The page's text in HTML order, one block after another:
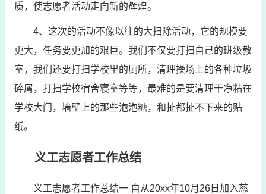
质，使志愿者活动走向新的辉煌。
4、这次的活动不像以往的大扫除活动，它的规模要
更大，任务要更加的艰巨。我们不仅要打扫自己的班级教
室，我们还要打扫学校里的厕所，清理操场上的各种垃圾
碎屑，打扫学校宿舍寝室等等，最难的是要清理干净粘在
学校大门，墙壁上的那些泡泡糖，和扯都扯不下来的贴
纸。
义工志愿者工作总结
义工志愿者工作总结一 自从20xx年10月26日加入慈